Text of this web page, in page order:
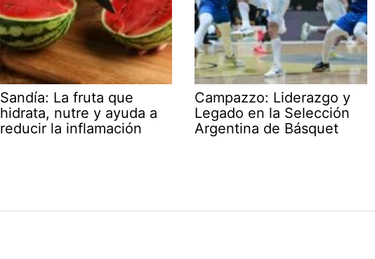
Sandía: La fruta que
hidrata, nutre y ayuda a
reducir la inflamación
Campazzo: Liderazgo y
Legado en la Selección
Argentina de Básquet